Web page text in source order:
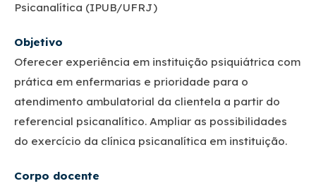
Psicanalítica (IPUB/UFRJ)
Objetivo
Oferecer experiência em instituição psiquiátrica com
prática em enfermarias e prioridade para o
atendimento ambulatorial da clientela a partir do
referencial psicanalítico. Ampliar as possibilidades
do exercício da clínica psicanalítica em instituição.
Corpo docente